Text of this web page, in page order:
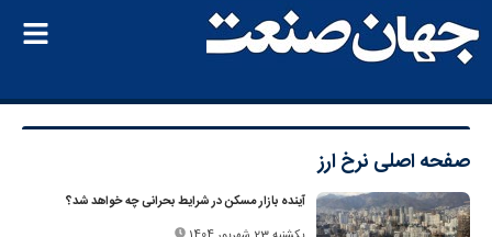
صفحه اصلی نرخ ارز
آینده بازار مسکن در شرایط بحرانی چه خواهد شد؟